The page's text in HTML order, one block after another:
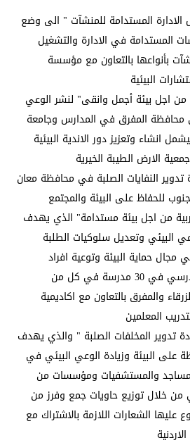
المستدامة للمنشآت " الى وضع
المستدامة في الادارة والتشغيل
بأنواعها بالتعاون مع مؤسسة
البيئية
اجل بيئة أجمل وانقى" لنشر الوعي
محافظة المفرق في المدارس وجامعة
انشاء وتعزيز دور الاندية البيئية
الارض الطيبة الخيرية
النفايات الصلبة في محافظة معان
للحفاظ على البيئة والمجتمع
من اجل بيئة مستدامة" الذي يهدف
البيئي وتعديل سلوكيات الطلبة
حماية البيئة وتوعية افراد
المجتمع المدرسي في 30 مدرسة في كل من
والمفرق بالتعاون مع اكاديمية
المعلمين
تدوير المخلفات الصلبة " والذي يهدف
على البيئة وزيادة الوعي البيئي في
والمستشفيات ومؤسسات من
خلال توزيع حاويات جمع وفرز من
عليها الشعارات اللازمة بالاشتراك مع